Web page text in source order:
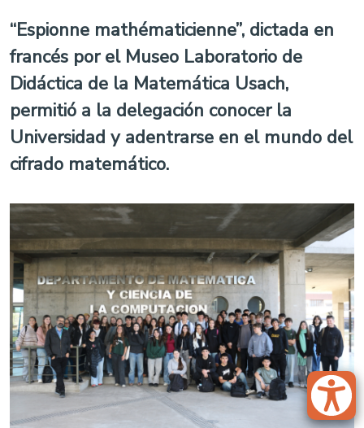
“Espionne mathématicienne”, dictada en
francés por el Museo Laboratorio de
Didáctica de la Matemática Usach,
permitió a la delegación conocer la
Universidad y adentrarse en el mundo del
cifrado matemático.